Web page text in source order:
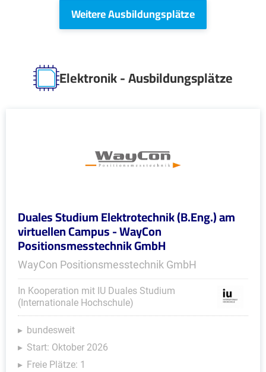
Weitere Ausbildungsplätze
Elektronik - Ausbildungsplätze
Duales Studium Elektrotechnik (B.Eng.) am
virtuellen Campus - WayCon
Positionsmesstechnik GmbH
WayCon Positionsmesstechnik GmbH
In Kooperation mit IU Duales Studium
(Internationale Hochschule)
bundesweit
Start: Oktober 2026
Freie Plätze: 1